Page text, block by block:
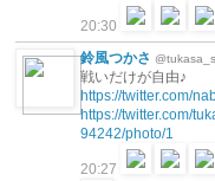
20:30
鈴風つかさ
戦いだけが自由♪
https://twitter.com/
https://twitter.com/
94242/photo/1
20:27